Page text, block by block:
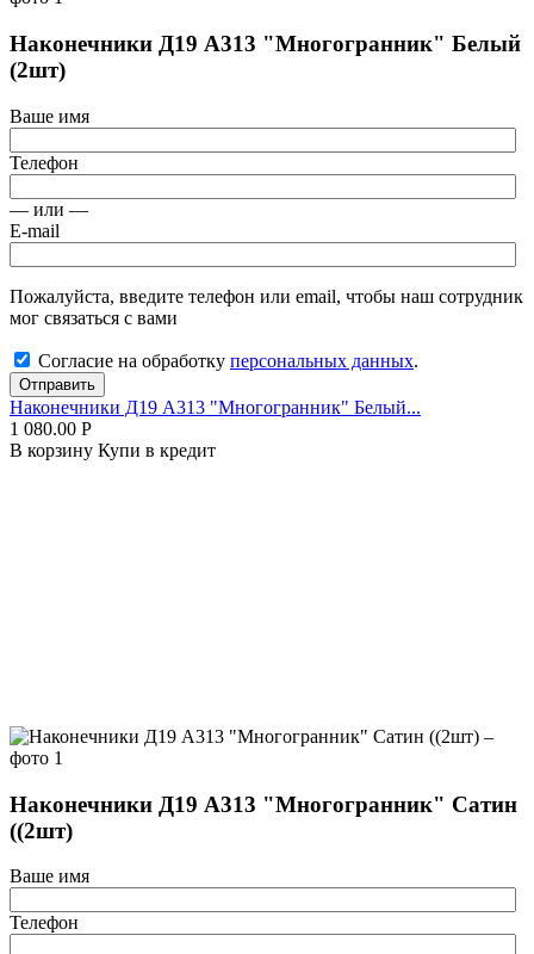
Наконечники Д19 А313 "Многогранник" Белый
(2шт)
Ваше имя
Телефон
— или —
E-mail
Пожалуйста, введите телефон или email, чтобы наш сотрудник
мог связаться с вами
Согласие на обработку персональных данных.
Отправить
Наконечники Д19 А313 "Многогранник" Белый...
1 080.00 Р
В корзину Купи в кредит
Наконечники Д19 А313 "Многогранник" Сатин
((2шт)
Ваше имя
Телефон